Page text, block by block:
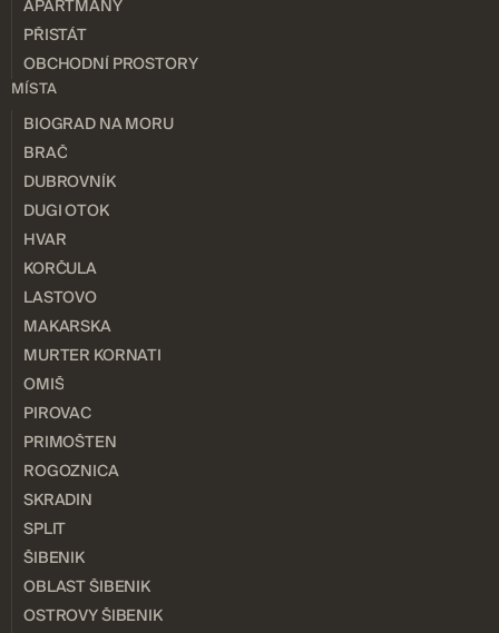
APARTMÁNY
PŘISTÁT
OBCHODNÍ PROSTORY
MÍSTA
BIOGRAD NA MORU
BRAČ
DUBROVNÍK
DUGI OTOK
HVAR
KORČULA
LASTOVO
MAKARSKA
MURTER KORNATI
OMIŠ
PIROVAC
PRIMOŠTEN
ROGOZNICA
SKRADIN
SPLIT
ŠIBENIK
OBLAST ŠIBENIK
OSTROVY ŠIBENIK